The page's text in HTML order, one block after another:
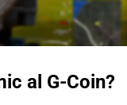
al G-Coin?